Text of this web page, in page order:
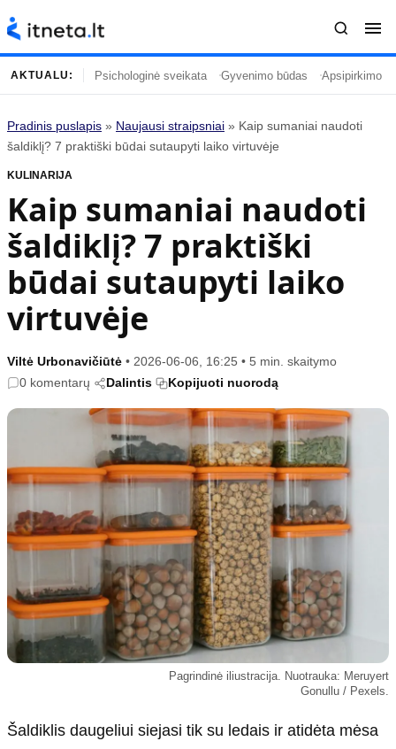
Turinys
Naujausi straipsniai
Gyvenimas
Įdomybės
Mada
Mokslas
Namai ir interjeras
Temos
Kulinarija
Technologijos
Gyvenimo būdas
Vasaros mada
Populiaru
Sveikata ir grožis
Karjera
Psichologinė sveikata
Tvari mada
Informacija
Klaidų taisymo politika
Naudojimo sąlygos
Privatumo politika
Reklamos politika
Slapukų politika
Redakcija
Apie mus
Autoriai
Dirbtinis intelektas
AKTUALU: Psichologinė sveikata Gyvenimo būdas Apsipirkimo
Pradinis puslapis » Naujausi straipsniai » Kaip sumaniai naudoti
šaldiklį? 7 praktiški būdai sutaupyti laiko virtuvėje
KULINARIJA
Kaip sumaniai naudoti
šaldiklį? 7 praktiški
būdai sutaupyti laiko
virtuvėje
Viltė Urbonavičiūtė • 2026-06-06, 16:25 • 5 min. skaitymo
0 komentarų
Dalintis Kopijuoti nuorodą
Pagrindinė iliustracija. Nuotrauka: Meruyert
Gonullu / Pexels.
Šaldiklis daugeliui siejasi tik su ledais ir atidėta mėsa